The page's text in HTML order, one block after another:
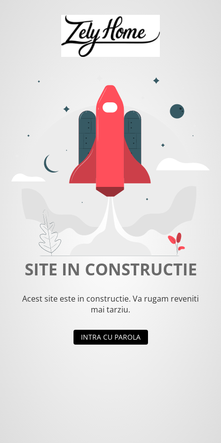
SITE IN CONSTRUCTIE
Acest site este in constructie. Va rugam reveniti
mai tarziu.
INTRA CU PAROLA